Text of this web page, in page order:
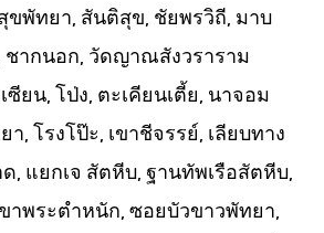
ขพัทยา, สันติสุข, ชัยพรวิถี, มาบ
ากนอก, วัดญาณสังวราราม
ซียน, โป่ง, ตะเคียนเตี้ย, นาจอม
, โรงโป๊ะ, เขาชีจรรย์, เลียบทาง
, แยกเจ สัตหีบ, ฐานทัพเรือสัตหีบ,
าพระตำหนัก, ซอยบัวขาวพัทยา,